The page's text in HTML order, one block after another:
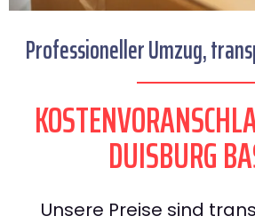
Professioneller Umzug,
DUISBURG
Unsere Preise sind